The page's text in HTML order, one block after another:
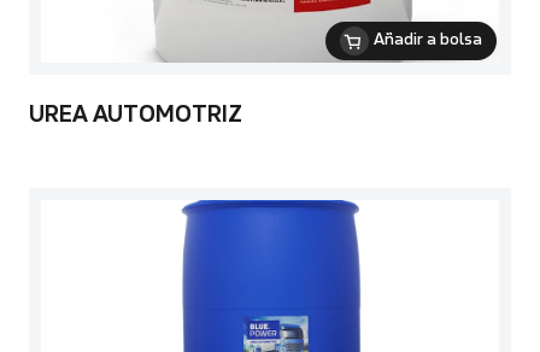
Añadir a bolsa
UREA AUTOMOTRIZ